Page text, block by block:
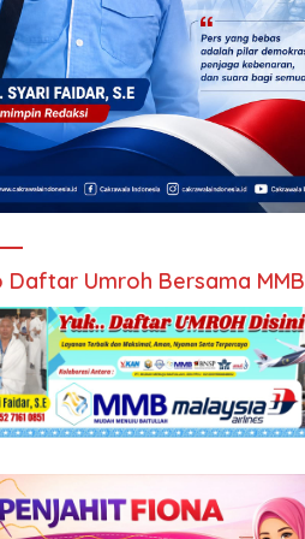
Daftar Umroh Bersama MMB